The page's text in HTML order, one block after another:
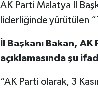
AK Parti Malatya İl
liderliğinde yürütülen
İl Başkanı Bakan,
açıklamasında şu
“AK Parti olarak, 3